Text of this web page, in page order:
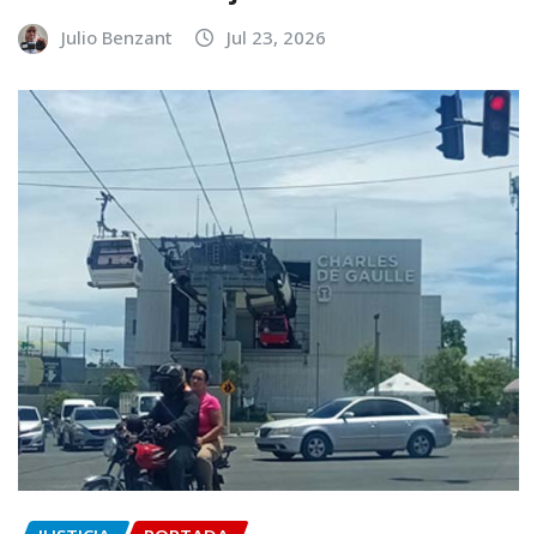
Julio Benzant Jul 23, 2026